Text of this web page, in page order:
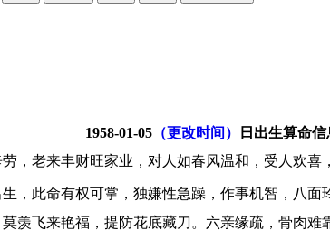
1958-01-05 （更改时间） 日出生算命信
，老来丰财旺家业，对人如春风温和，受人欢喜
，此命有权可掌，独嫌性急躁，作事机智，八面
羡飞来艳福，提防花底藏刀。六亲缘疏，骨肉